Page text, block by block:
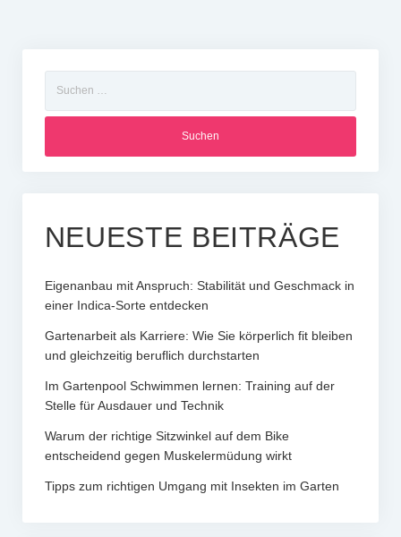
NEUESTE BEITRÄGE
Eigenanbau mit Anspruch: Stabilität und Geschmack in
einer Indica-Sorte entdecken
Gartenarbeit als Karriere: Wie Sie körperlich fit bleiben
und gleichzeitig beruflich durchstarten
Im Gartenpool Schwimmen lernen: Training auf der
Stelle für Ausdauer und Technik
Warum der richtige Sitzwinkel auf dem Bike
entscheidend gegen Muskelermüdung wirkt
Tipps zum richtigen Umgang mit Insekten im Garten